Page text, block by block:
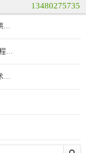
13480275735